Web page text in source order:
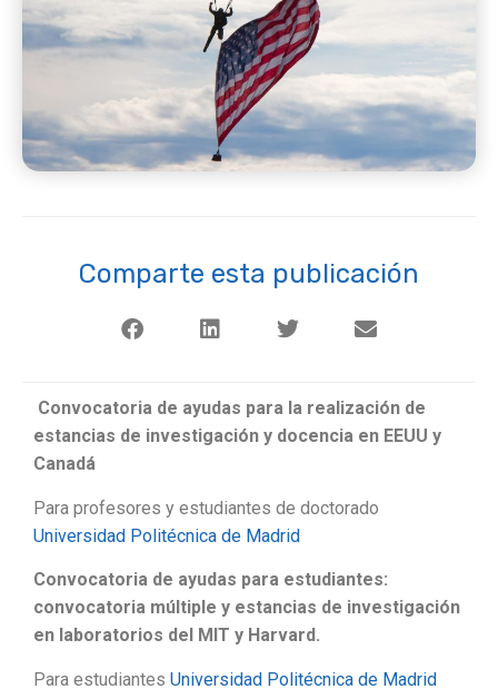
Comparte esta publicación
Convocatoria de ayudas para la realización de
estancias de investigación y docencia en EEUU y
Canadá
Para profesores y estudiantes de doctorado
Universidad Politécnica de Madrid
Convocatoria de ayudas para estudiantes:
convocatoria múltiple y estancias de investigación
en laboratorios del MIT y Harvard.
Para estudiantes Universidad Politécnica de Madrid